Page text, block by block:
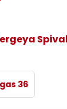
36